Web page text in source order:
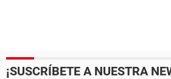
¡SUSCRÍBETE A NUESTRA